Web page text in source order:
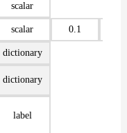
scalar
scalar 0.1
dictionary
dictionary
label